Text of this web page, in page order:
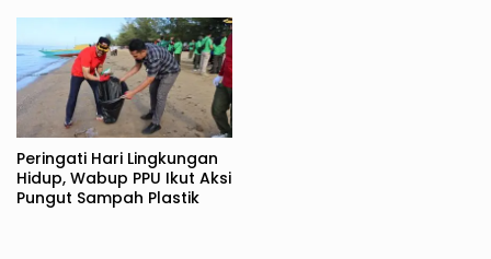
Peringati Hari Lingkungan
Hidup, Wabup PPU Ikut Aksi
Pungut Sampah Plastik